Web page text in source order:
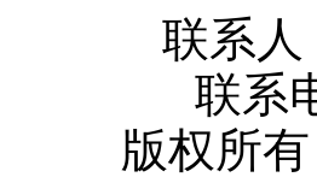
联系人
联系
版权所